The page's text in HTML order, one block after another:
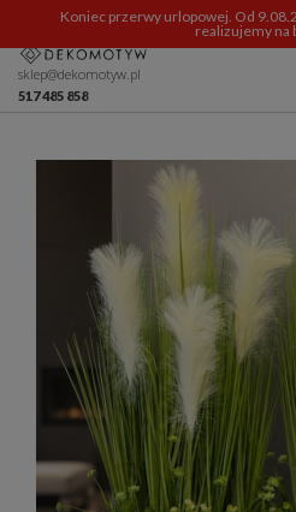
Koniec przerwy urlopowej. Od
realizujemy na
sklep@dekomotyw.pl
517 485 858